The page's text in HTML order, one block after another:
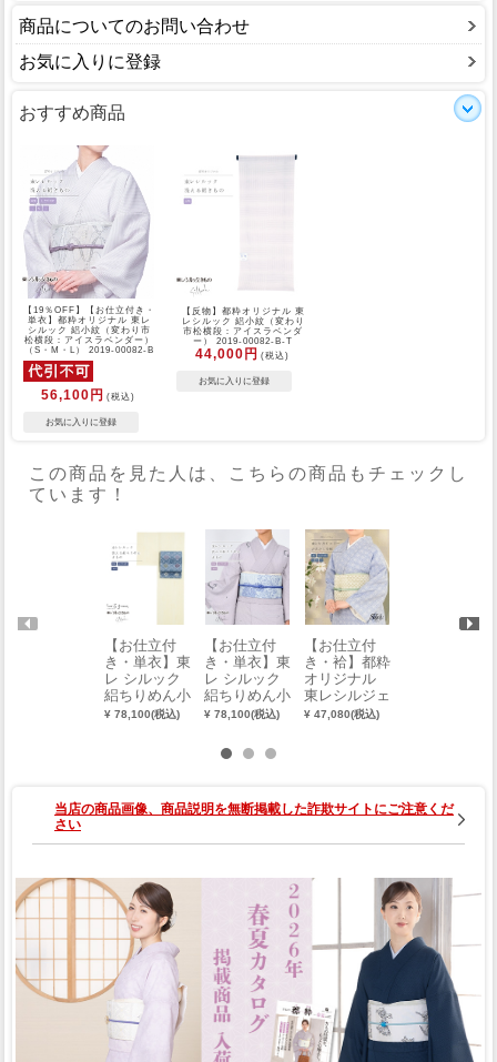
商品についてのお問い合わせ
お気に入りに登録
おすすめ商品
【19％OFF】【お仕立付き・
単衣】都粋オリジナル 東レ
シルック 絽小紋（変わり市
松横段：アイスラベンダー）
（S・M・L） 2019-00082-B
56,100円 (税込)
【反物】都粋オリジナル 東
レシルック 絽小紋（変わり
市松横段：アイスラベンダ
ー） 2019-00082-B-T
44,000円 (税込)
この商品を見た人は、こちらの商品もチェックし
ています！
【お仕立付
き・単衣】東
レ シルック
絽ちりめん小
紋（大久保信
¥ 78,100(税込)
【お仕立付
き・単衣】東
レ シルック
絽ちりめん小
紋（波柄×グ
誂え） 0013-
02402-A
¥ 78,100(税込)
【お仕立付
き・袷】都粋
オリジナル
東レシルジェ
リー おめか
¥ 47,080(税込)
当店の商品画像、商品説明を無断掲載した詐欺サイトにご注意くだ
さい